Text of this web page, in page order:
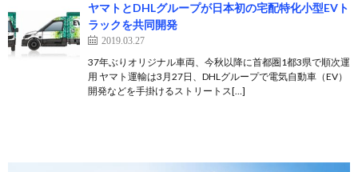
ヤマトとDHLグループが日本初の宅配特化小型EVト
ラックを共同開発
2019.03.27
37年ぶりオリジナル車両、今秋以降に首都圏1都3県で順次運
用 ヤマト運輸は3月27日、DHLグループで電気自動車（EV）
開発などを手掛けるストリートス[…]